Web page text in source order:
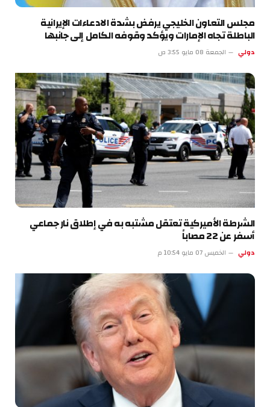
مجلس التعاون الخليجي يرفض بشدة الادعاءات الإيرانية
الباطلة تجاه الإمارات ويؤكد وقوفه الكامل إلى جانبها
دولي الجمعة 08 مايو 3:55 ص
الشرطة الأميركية تعتقل مشتبه به في إطلاق نار جماعي
أسفر عن 22 مصاباً
دولي الخميس 07 مايو 10:54 م